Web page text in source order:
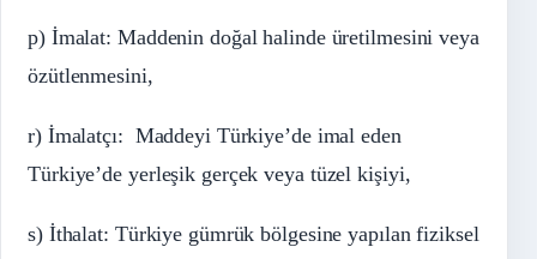
p) İmalat: Maddenin doğal halinde üretilmesini veya
özütlenmesini,
r) İmalatçı: Maddeyi Türkiye’de imal eden
Türkiye’de yerleşik gerçek veya tüzel kişiyi,
s) İthalat: Türkiye gümrük bölgesine yapılan fiziksel